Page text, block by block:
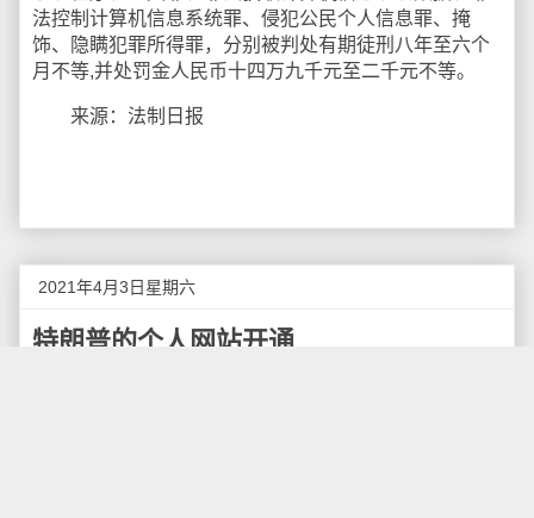
法控制计算机信息系统罪、侵犯公民个人信息罪、掩
饰、隐瞒犯罪所得罪，分别被判处有期徒刑八年至六个
月不等,并处罚金人民币十四万九千元至二千元不等。
来源：法制日报
2021年4月3日星期六
特朗普的个人网站开通